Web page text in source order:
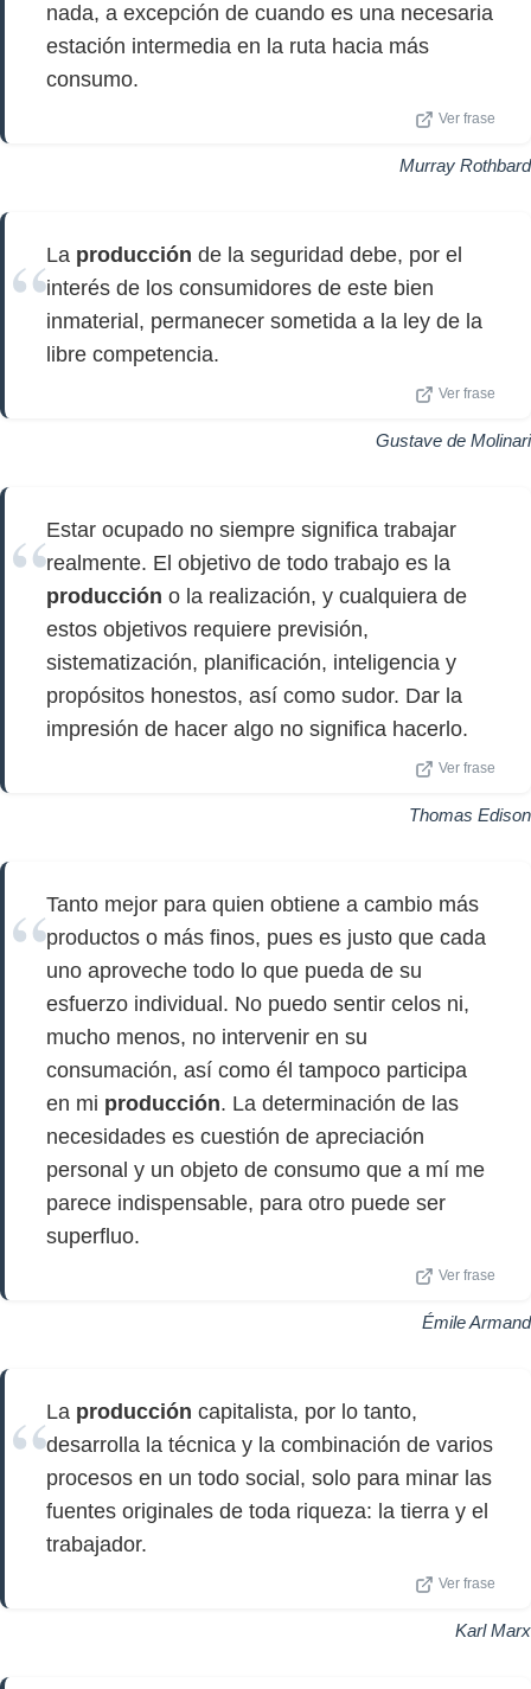
nada, a excepción de cuando es una necesaria
estación intermedia en la ruta hacia más
consumo.
Ver frase
Murray Rothbard
La producción de la seguridad debe, por el
interés de los consumidores de este bien
inmaterial, permanecer sometida a la ley de la
libre competencia.
Ver frase
Gustave de Molinari
Estar ocupado no siempre significa trabajar
realmente. El objetivo de todo trabajo es la
producción o la realización, y cualquiera de
estos objetivos requiere previsión,
sistematización, planificación, inteligencia y
propósitos honestos, así como sudor. Dar la
impresión de hacer algo no significa hacerlo.
Ver frase
Thomas Edison
Tanto mejor para quien obtiene a cambio más
productos o más finos, pues es justo que cada
uno aproveche todo lo que pueda de su
esfuerzo individual. No puedo sentir celos ni,
mucho menos, no intervenir en su
consumación, así como él tampoco participa
en mi producción. La determinación de las
necesidades es cuestión de apreciación
personal y un objeto de consumo que a mí me
parece indispensable, para otro puede ser
superfluo.
Ver frase
Émile Armand
La producción capitalista, por lo tanto,
desarrolla la técnica y la combinación de varios
procesos en un todo social, solo para minar las
fuentes originales de toda riqueza: la tierra y el
trabajador.
Ver frase
Karl Marx